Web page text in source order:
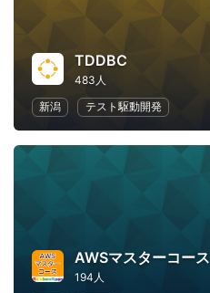
TDDBC
483人
新潟
テスト駆動開発
AWSマスターコース
194人